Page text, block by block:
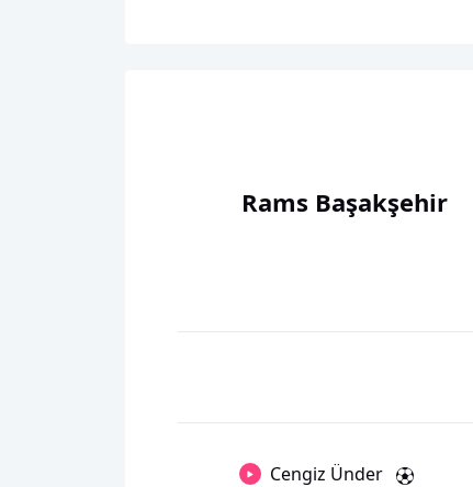
Rams Başakşehir
Cengiz Ünder